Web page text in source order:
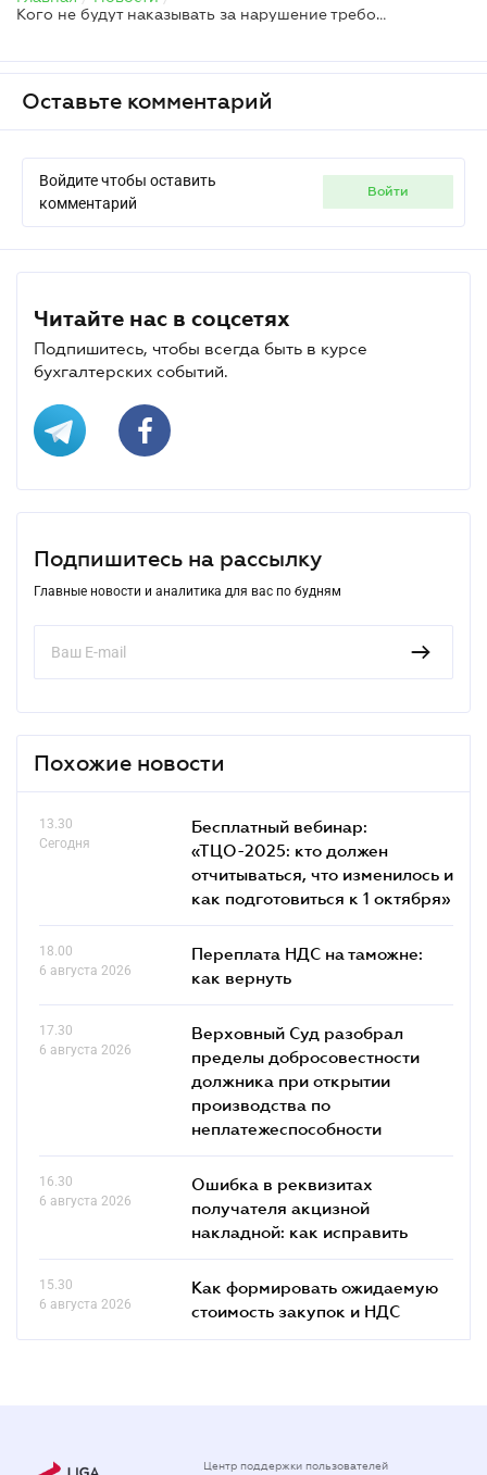
Кого не будут наказывать за нарушение требований закона о РРО — ГНС
Оставьте комментарий
Войдите чтобы оставить
комментарий
войти
Читайте нас в соцсетях
Подпишитесь, чтобы всегда быть в курсе
бухгалтерских событий.
Подпишитесь на рассылку
Главные новости и аналитика для вас по будням
Похожие новости
13.30
Сегодня
Бесплатный вебинар:
«ТЦО-2025: кто должен
отчитываться, что изменилось и
как подготовиться к 1 октября»
18.00
6 августа 2026
Переплата НДС на таможне:
как вернуть
17.30
6 августа 2026
Верховный Суд разобрал
пределы добросовестности
должника при открытии
производства по
неплатежеспособности
16.30
6 августа 2026
Ошибка в реквизитах
получателя акцизной
накладной: как исправить
15.30
6 августа 2026
Как формировать ожидаемую
стоимость закупок и НДС
Центр поддержки пользователей